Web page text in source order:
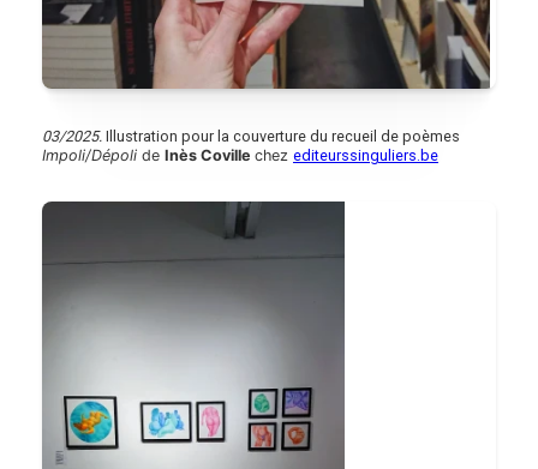
03/2025. Illustration pour la couverture du recueil de poèmes
Impoli/Dépoli de Inès Coville chez editeurssinguliers.be